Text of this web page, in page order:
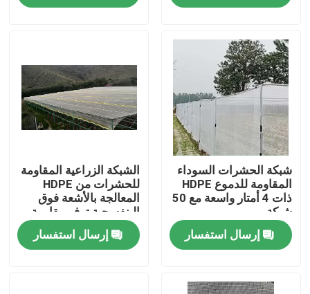
المنتجات
حول بنا
ضبط الجودة
اتصل بنا
طلب اقتباس
Russian website
شبكة الحشرات السوداء
المقاومة للدموع HDPE
ذات 4 أمتار واسعة مع 50
شبكة
إرسال استفسار
الشبكة الزراعية المقاومة
للحشرات من HDPE
المعالجة بالأشعة فوق
البنفسجية توفر مقاومة
للدموع
إرسال استفسار